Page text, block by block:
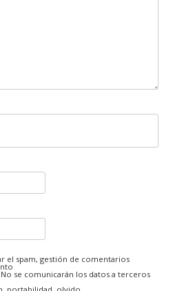
el spam, gestión de comentarios
No se comunicarán los datos a terceros